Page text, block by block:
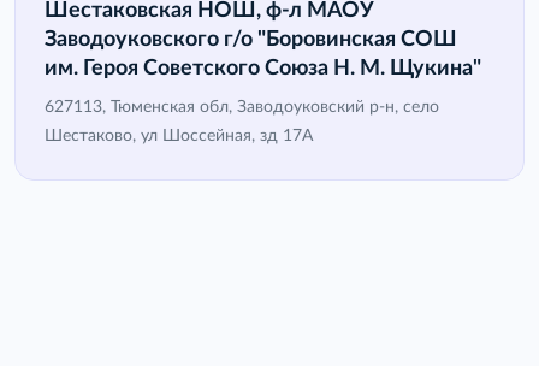
Шестаковская НОШ, ф-л МАОУ
Заводоуковского г/о "Боровинская СОШ
им. Героя Советского Союза Н. М. Щукина"
627113, Тюменская обл, Заводоуковский р-н, село
Шестаково, ул Шоссейная, зд 17А